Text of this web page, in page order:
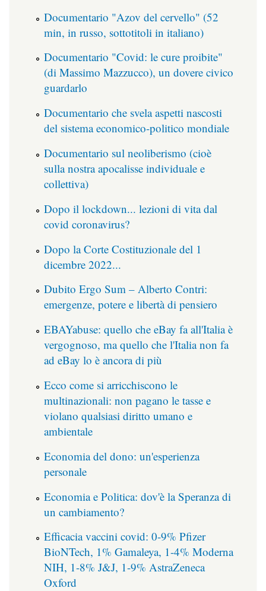
Documentario "Azov del cervello" (52
min, in russo, sottotitoli in italiano)
Documentario "Covid: le cure proibite"
(di Massimo Mazzucco), un dovere civico
guardarlo
Documentario che svela aspetti nascosti
del sistema economico-politico mondiale
Documentario sul neoliberismo (cioè
sulla nostra apocalisse individuale e
collettiva)
Dopo il lockdown... lezioni di vita dal
covid coronavirus?
Dopo la Corte Costituzionale del 1
dicembre 2022...
Dubito Ergo Sum – Alberto Contri:
emergenze, potere e libertà di pensiero
EBAYabuse: quello che eBay fa all'Italia è
vergognoso, ma quello che l'Italia non fa
ad eBay lo è ancora di più
Ecco come si arricchiscono le
multinazionali: non pagano le tasse e
violano qualsiasi diritto umano e
ambientale
Economia del dono: un'esperienza
personale
Economia e Politica: dov'è la Speranza di
un cambiamento?
Efficacia vaccini covid: 0-9% Pfizer
BioNTech, 1% Gamaleya, 1-4% Moderna
NIH, 1-8% J&J, 1-9% AstraZeneca
Oxford